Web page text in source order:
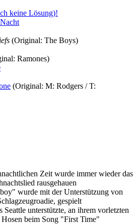
keine Lösung)!
(Original: The Boys)
Ramones)
(Original: M: Rodgers / T:
Zeit wurde immer wieder das
rausgehauen
wurde mit der Unterstützung von
gespielt
Seattle unterstützte, an ihrem vorletzten
beim Song "First Time"